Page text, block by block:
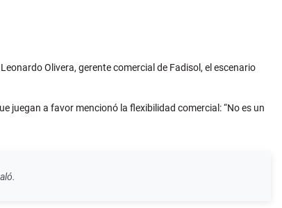
Olivera, gerente comercial de Fadisol, el escenario
juegan a favor mencionó la flexibilidad comercial: “No es un